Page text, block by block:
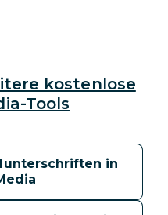
kostenlose
Tools
in